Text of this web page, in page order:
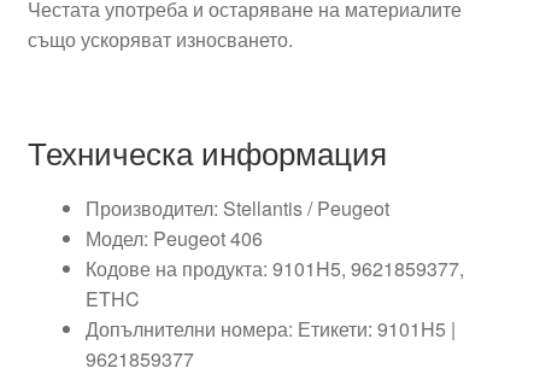
Честата употреба и остаряване на материалите
също ускоряват износването.
Техническа информация
Производител: Stellantis / Peugeot
Модел: Peugeot 406
Кодове на продукта: 9101H5, 9621859377,
ETHC
Допълнителни номера: Етикети: 9101H5 |
9621859377